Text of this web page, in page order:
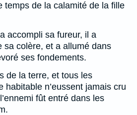
temps de la calamité de la fille
accompli sa fureur, il a
sa colère, et a allumé dans
ses fondements.
de la terre, et tous les
habitable n’eussent jamais cru
fût entré dans les